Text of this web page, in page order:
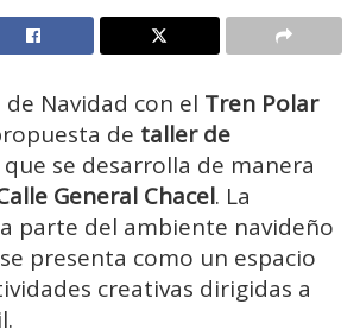
Navidad con el Tren Polar
de taller de
que se desarrolla de manera
General Chacel. La
parte del ambiente navideño
presenta como un espacio
creativas dirigidas a